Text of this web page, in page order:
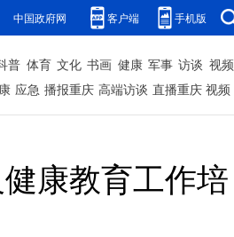
中国政府网 客户端 手机版
普 体育 文化 书画 健康 军事 访谈 视频
应急 播报重庆 高端访谈 直播重庆 视频
康教育工作培